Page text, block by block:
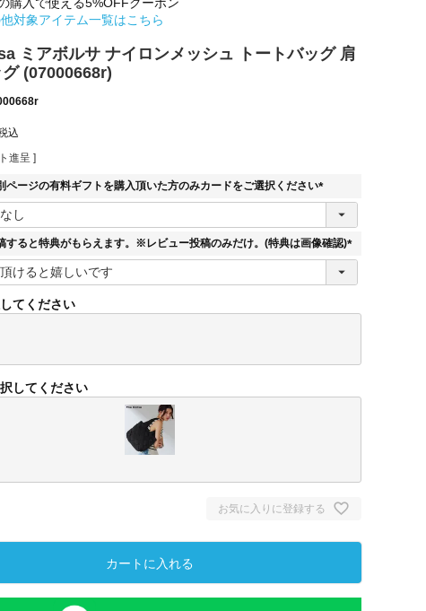
対象アイテム一覧はこちら
ミアボルサ ナイロンメッシュ トートバッグ 肩
(07000668r)
込
進呈 ]
ページの有料ギフトを購入頂いた方のみカードをご選択ください
(
須
すると特典がもらえます。※レビュー投稿のみだけ。(特典は画像確認)
(
)
てください
してください
お気に入りに登録する
カートに入れる